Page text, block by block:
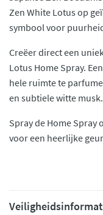
Zen White Lotus op
symbool voor
Creëer direct een
Lotus Home Spray.
hele ruimte te
en subtiele witte musk.
Spray de Home Spray
voor een heerlijke